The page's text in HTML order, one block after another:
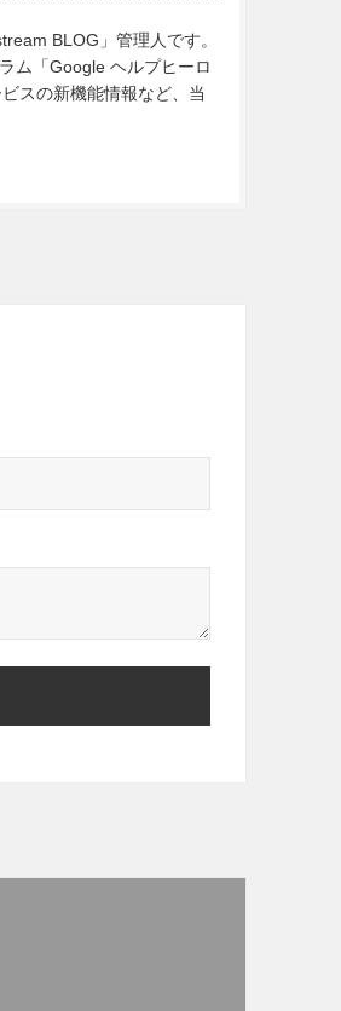
BLOG」管理人です。
ム「Google ヘルプヒーロ
スの新機能情報など、当